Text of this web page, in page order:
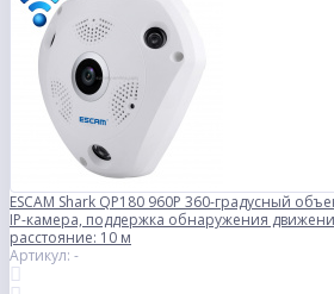
ESCAM Shark QP180 960P 360-градусный
IP-камера, поддержка обнаружения
расстояние: 10 м
Артикул: -